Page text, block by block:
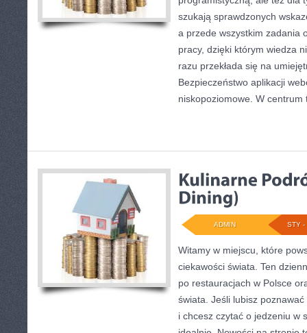
szukają sprawdzonych
a przede wszystkim zadania
pracy, dzięki którym wiedza
razu przekłada się na
Bezpieczeństwo aplikacji
niskopoziomowe. W centrum
STY -
ADMIN
Witamy w miejscu, które
ciekawości świata. Ten
po restauracjach w Polsce
świata. Jeśli lubisz
i chcesz czytać o jedzeniu w